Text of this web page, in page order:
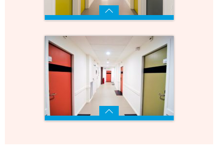
Chambres simples / doubles /
PMR
Voir